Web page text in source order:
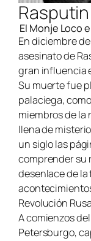
Rasputin
El Monje Loco
En diciembre
asesinato de
gran influencia
Su muerte fue
palaciega,
miembros de la
llena de
un siglo las
comprender su
desenlace de la
Revolución
A comienzos
Petersburgo,